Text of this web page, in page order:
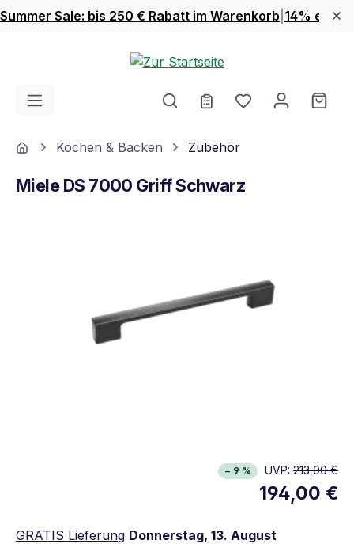
Zum Hauptinhalt springen
Summer Sale: bis 250 € Rabatt im Warenkorb 14% extra
Du hast 0
HomeKochen & Backen Zubehör
Miele DS 7000 Griff Schwarz
− 9 % UVP: 213,00 €
194,00 €
GRATIS Lieferung Donnerstag, 13. August